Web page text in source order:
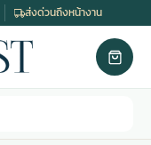
ส่งด่วนถึงหน้างาน